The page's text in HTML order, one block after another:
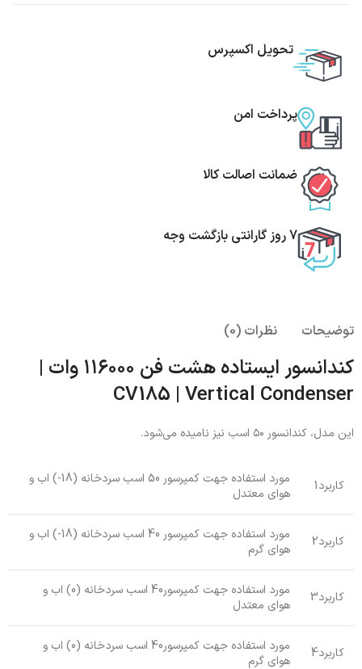
تحویل اکسپرس
پرداخت امن
ضمانت اصالت کالا
7 روز گارانتی بازگشت وجه
توضیحات نظرات (0)
کندانسور ایستاده هشت فن ۱۱۶۰۰۰ وات |
CV185 | Vertical Condenser
این مدل، کندانسور ۵۰ اسب نیز نامیده می‌شود.
کاربرد1
مورد استفاده جهت کمپرسور 50 اسب سردخانه (18-) اب و
هوای معتدل
کاربرد2
مورد استفاده جهت کمپرسور 40 اسب سردخانه (18-) اب و
هوای گرم
کاربرد3
مورد استفاده جهت کمپرسور40 اسب سردخانه (0) اب و
هوای معتدل
کاربرد4
مورد استفاده جهت کمپرسور40 اسب سردخانه (0) اب و
هوای گرم